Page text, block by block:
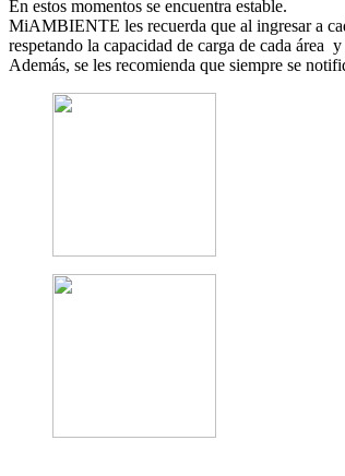
En estos momentos se encuentra estable.
MiAMBIENTE les recuerda que al ingresar a
respetando la capacidad de carga de cada área
Además, se les recomienda que siempre se